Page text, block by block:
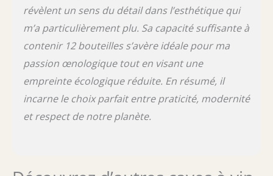
préparation. La véritable magie réside dans
sa commodité, la machine à pain est
programmable jusqu´à 15 heures. Il suffit d
´ajouter vos ingrédients, de régler la
minuterie et de vous réveiller avec l
´incroyable parfum du pain fraîchement cuit.
De plus, avec la possibilité de le maintenir au
chaud jusqu´à 60 minutes, vous pouvez
déguster une tranche chaude au moment
guider tout au long du processus, offrant
révèlent un sens du détail dans l’esthétique qui
m’a particulièrement plu. Sa capacité suffisante à
contenir 12 bouteilles s’avère idéale pour ma
passion œnologique tout en visant une
empreinte écologique réduite. En résumé, il
incarne le choix parfait entre praticité, modernité
et respect de notre planète.